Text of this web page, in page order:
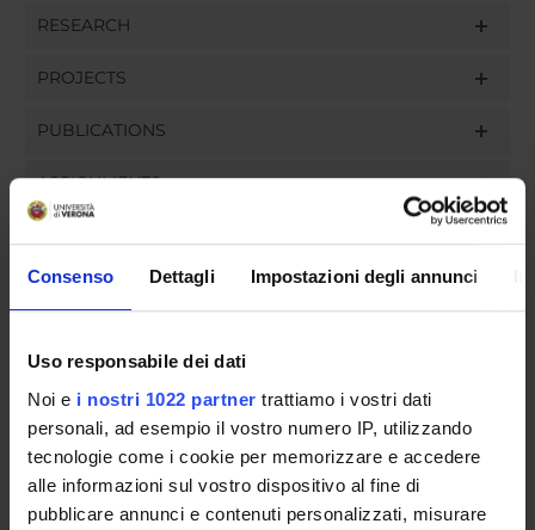
Consenso Dettagli Impostazioni degli annunci
Uso responsabile dei dati
Noi e i nostri 1022 partner trattiamo i vostri dati
personali, ad esempio il vostro numero IP, utilizzando
tecnologie come i cookie per memorizzare e accedere
alle informazioni sul vostro dispositivo al fine di
pubblicare annunci e contenuti personalizzati, misurare
RESEARCH
PROJECTS
PUBLICATIONS
ASSIGNMENTS
ORGANISATION
GOVERNANCE
COMMITTEES
DEPARTMENT ADMINISTRATION OFFICES
STUDENT ADMINISTRATION OFFICES